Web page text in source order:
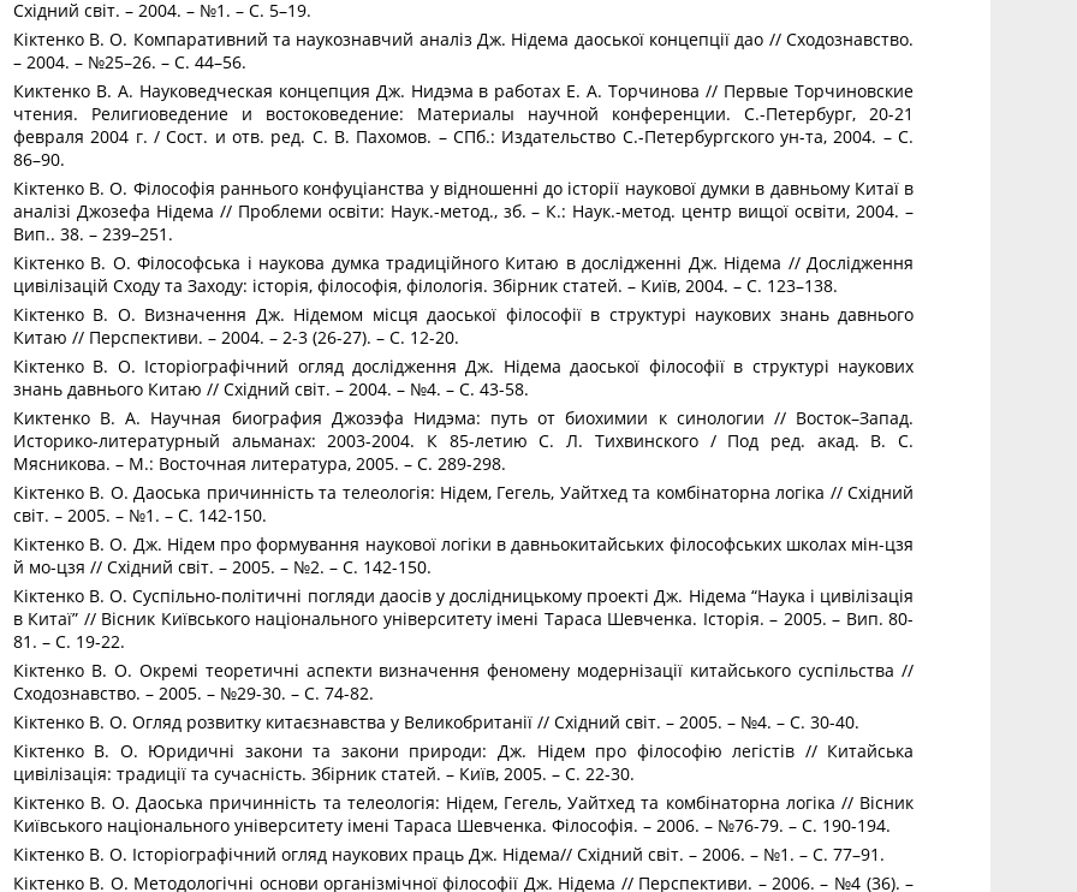
Східний світ. – 2004. – №1. – С. 5–19.
Кіктенко В. О. Компаративний та наукознавчий аналіз Дж. Нідема даоської концепції дао // Сходознавство.
– 2004. – №25–26. – С. 44–56.
Киктенко В. А. Науковедческая концепция Дж. Нидэма в работах Е. А. Торчинова // Первые Торчиновские
чтения. Религиоведение и востоковедение: Материалы научной конференции. С.-Петербург, 20-21
февраля 2004 г. / Сост. и отв. ред. С. В. Пахомов. – СПб.: Издательство С.-Петербургского ун-та, 2004. – С.
86–90.
Кіктенко В. О. Філософія раннього конфуціанства у відношенні до історії наукової думки в давньому Китаї в
аналізі Джозефа Нідема // Проблеми освіти: Наук.-метод., зб. – К.: Наук.-метод. центр вищої освіти, 2004. –
Вип.. 38. – 239–251.
Кіктенко В. О. Філософська і наукова думка традиційного Китаю в дослідженні Дж. Нідема // Дослідження
цивілізацій Сходу та Заходу: історія, філософія, філологія. Збірник статей. – Київ, 2004. – С. 123–138.
Кіктенко В. О. Визначення Дж. Нідемом місця даоської філософії в структурі наукових знань давнього
Китаю // Перспективи. – 2004. – 2-3 (26-27). – С. 12-20.
Кіктенко В. О. Історіографічний огляд дослідження Дж. Нідема даоської філософії в структурі наукових
знань давнього Китаю // Східний світ. – 2004. – №4. – С. 43-58.
Киктенко В. А. Научная биография Джозэфа Нидэма: путь от биохимии к синологии // Восток–Запад.
Историко-литературный альманах: 2003-2004. К 85-летию С. Л. Тихвинского / Под ред. акад. В. С.
Мясникова. – М.: Восточная литература, 2005. – С. 289-298.
Кіктенко В. О. Даоська причинність та телеологія: Нідем, Гегель, Уайтхед та комбінаторна логіка // Східний
світ. – 2005. – №1. – С. 142-150.
Кіктенко В. О. Дж. Нідем про формування наукової логіки в давньокитайських філософських школах мін-цзя
й мо-цзя // Східний світ. – 2005. – №2. – С. 142-150.
Кіктенко В. О. Суспільно-політичні погляди даосів у дослідницькому проекті Дж. Нідема “Наука і цивілізація
в Китаї” // Вісник Київського національного університету імені Тараса Шевченка. Історія. – 2005. – Вип. 80-
81. – С. 19-22.
Кіктенко В. О. Окремі теоретичні аспекти визначення феномену модернізації китайського суспільства //
Сходознавство. – 2005. – №29-30. – С. 74-82.
Кіктен­ко­ В. О. Огляд розвитку китаєзнавства у Великобританії // Східний світ. – 2005. – №4. – С. 30-40.
Кіктенко В. О. Юридичні закони та закони природи: Дж. Нідем про філософію легістів // Китайська
цивілізація: традиції та сучасність. Збірник статей. – Київ, 2005. – С. 22-30.
Кіктенко В. О. Даоська причинність та телеологія: Нідем, Гегель, Уайтхед та комбінаторна логіка // Вісник
Київського національного університету імені Тараса Шевченка. Філософія. – 2006. – №76-79. – С. 190-194.
Кіктенко В. О. Історіографічний огляд наукових праць Дж. Нідема// Східний світ. – 2006. – №1. – С. 77–91.
Кіктенко В. О. Методологічні основи організмічної філософії Дж. Нідема // Перспективи. – 2006. – №4 (36). –